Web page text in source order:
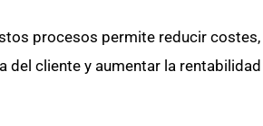
procesos permite reducir costes,
del cliente y aumentar la rentabilidad